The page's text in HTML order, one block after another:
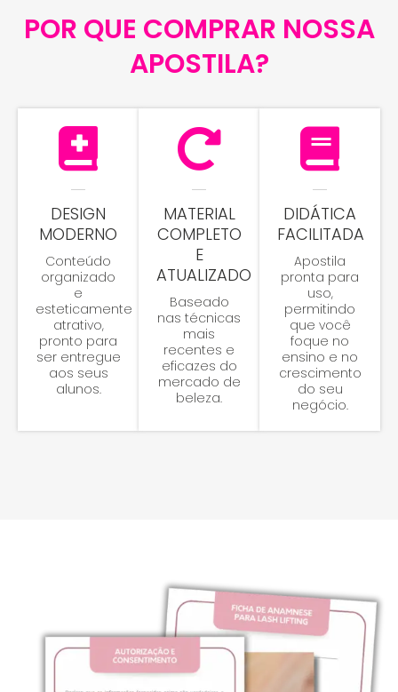
POR QUE COMPRAR NOSSA
APOSTILA?
DESIGN
MODERNO
Conteúdo
organizado
e
esteticamente
atrativo,
pronto para
ser entregue
aos seus
alunos.
MATERIAL
COMPLETO
E
ATUALIZADO
Baseado
nas técnicas
mais
recentes e
eficazes do
mercado de
beleza.
DIDÁTICA
FACILITADA
Apostila
pronta para
uso,
permitindo
que você
foque no
ensino e no
crescimento
do seu
negócio.